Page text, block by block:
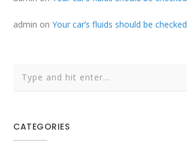
admin onYour car’s fluids should be checked
CATEGORIES